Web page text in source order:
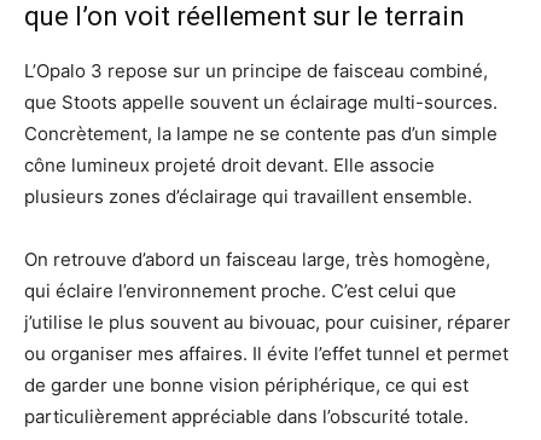
que l’on voit réellement sur le terrain
L’Opalo 3 repose sur un principe de faisceau combiné,
que Stoots appelle souvent un éclairage multi-sources.
Concrètement, la lampe ne se contente pas d’un simple
cône lumineux projeté droit devant. Elle associe
plusieurs zones d’éclairage qui travaillent ensemble.
On retrouve d’abord un faisceau large, très homogène,
qui éclaire l’environnement proche. C’est celui que
j’utilise le plus souvent au bivouac, pour cuisiner, réparer
ou organiser mes affaires. Il évite l’effet tunnel et permet
de garder une bonne vision périphérique, ce qui est
particulièrement appréciable dans l’obscurité totale.